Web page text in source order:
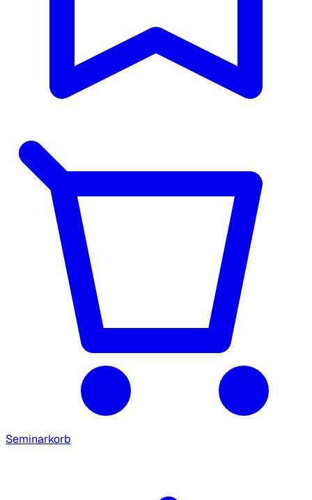
Seminarkorb